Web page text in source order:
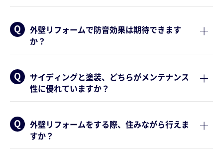
外壁リフォームで防音効果は期待できます
か？
サイディングと塗装、どちらがメンテナンス
性に優れていますか？
外壁リフォームをする際、住みながら行えま
すか？